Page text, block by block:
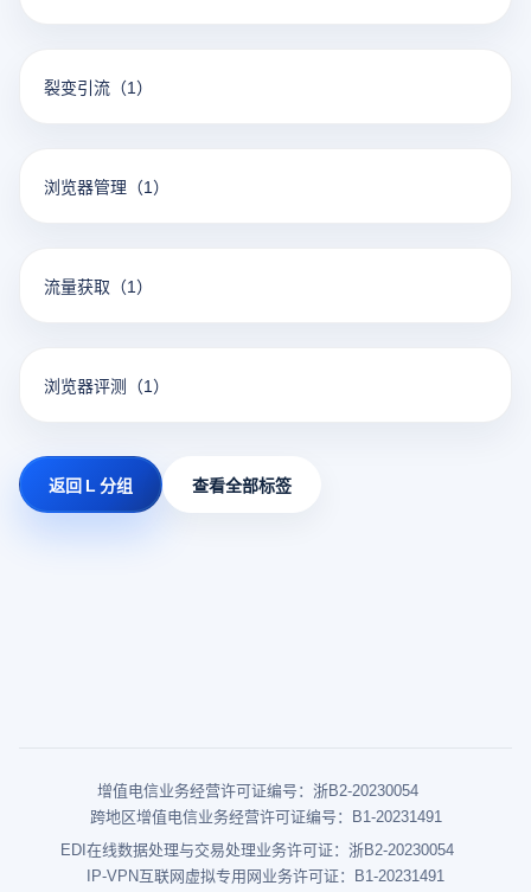
裂变引流 （1）
浏览器管理 （1）
流量获取 （1）
浏览器评测 （1）
返回 L 分组 查看全部标签
增值电信业务经营许可证编号：浙B2-20230054
跨地区增值电信业务经营许可证编号：B1-20231491
EDI在线数据处理与交易处理业务许可证：浙B2-20230054
IP-VPN互联网虚拟专用网业务许可证：B1-20231491